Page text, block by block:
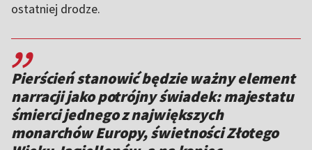
ostatniej drodze.
,,
Pierścień stanowić będzie ważny element
narracji jako potrójny świadek: majestatu
śmierci jednego z największych
monarchów Europy, świetności Złotego